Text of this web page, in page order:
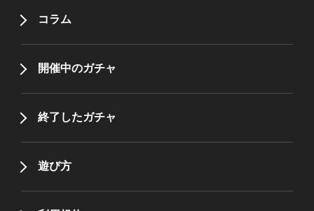
コラム
開催中のガチャ
終了したガチャ
遊び方